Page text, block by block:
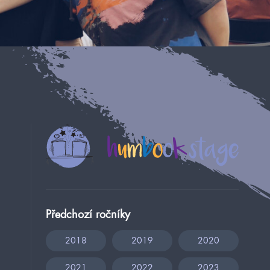
Předchozí ročníky
2018 2019 2020
2021 2022 2023